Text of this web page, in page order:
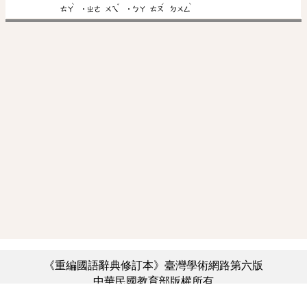
ㄊㄚ
ˋ
˙ㄓㄜ ㄨㄟ
ˇ
˙ㄅㄚ ㄊㄡ
ˊ
ㄉㄨㄥ
ˋ
《重編國語辭典修訂本》臺灣學術網路第六版
中華民國教育部版權所有